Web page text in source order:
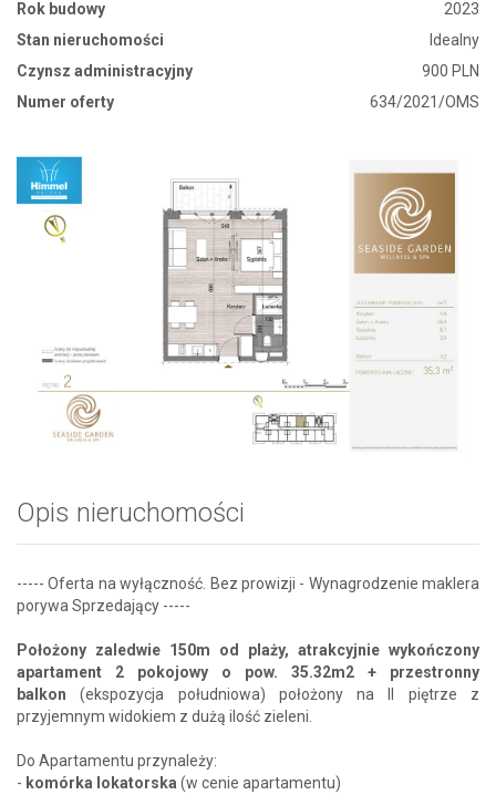
Rok budowy
2023
Stan nieruchomości
Idealny
Czynsz administracyjny
900 PLN
Numer oferty
634/2021/OMS
Opis nieruchomości
----- Oferta na wyłączność. Bez prowizji - Wynagrodzenie maklera
porywa Sprzedający -----
Położony zaledwie 150m od plaży, atrakcyjnie wykończony
apartament 2 pokojowy o pow. 35.32m2 + przestronny
balkon (ekspozycja południowa) położony na II piętrze z
przyjemnym widokiem z dużą ilość zieleni.
Do Apartamentu przynależy:
- komórka lokatorska (w cenie apartamentu)